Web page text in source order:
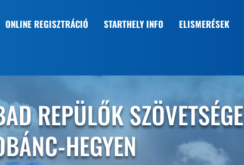
ONLINE REGISZTRÁCIÓ STARTHELY INFO ELISMERÉSEK
REPÜLŐK SZÖVETSÉGE
HEGYEN